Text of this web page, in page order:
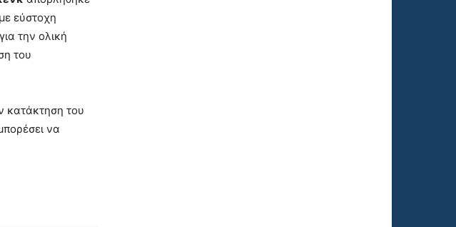
με εύστοχη
την ολική
του
κατάκτηση του
να